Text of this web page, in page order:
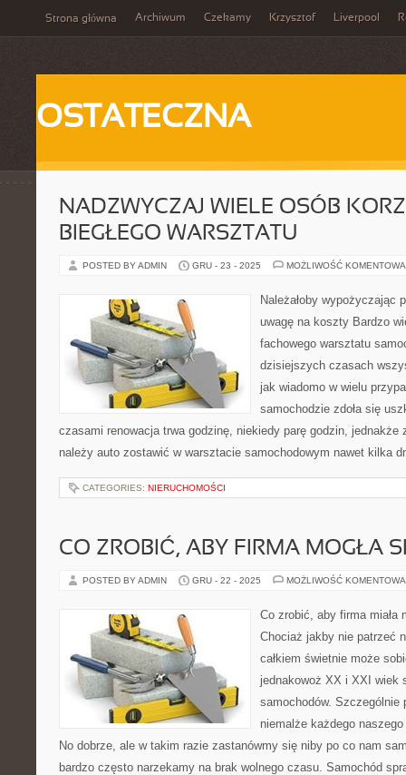
Strona główna Archiwum Czekamy Krzysztof Liverpool
OSTATECZNA
NADZWYCZAJ WIELE OSÓB
BIEGŁEGO WARSZTATU
POSTED BY ADMIN GRU - 23 - 2025 MOŻLIWOŚĆ
Należałoby wypożyczając
uwagę na koszty Bardzo
fachowego warsztatu
dzisiejszych czasach
jak wiadomo w wielu
samochodzie zdoła się
czasami renowacja trwa godzinę, niekiedy parę godzin,
należy auto zostawić w warsztacie samochodowym nawet kilka
CATEGORIES: NIERUCHOMOŚCI
CO ZROBIĆ, ABY FIRMA MOGŁA
POSTED BY ADMIN GRU - 22 - 2025 MOŻLIWOŚĆ
Co zrobić, aby firma miała
Chociaż jakby nie patrzeć
całkiem świetnie może
jednakowoż XX i XXI wiek
samochodów. Szczególnie
niemalże każdego
No dobrze, ale w takim razie zastanówmy się niby po co nam
bardzo często narzekamy na brak wolnego czasu. Samochód